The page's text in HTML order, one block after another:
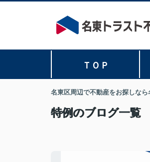
ＴＯＰ
名東区周辺で不動産をお探しな
特例のブログ一覧